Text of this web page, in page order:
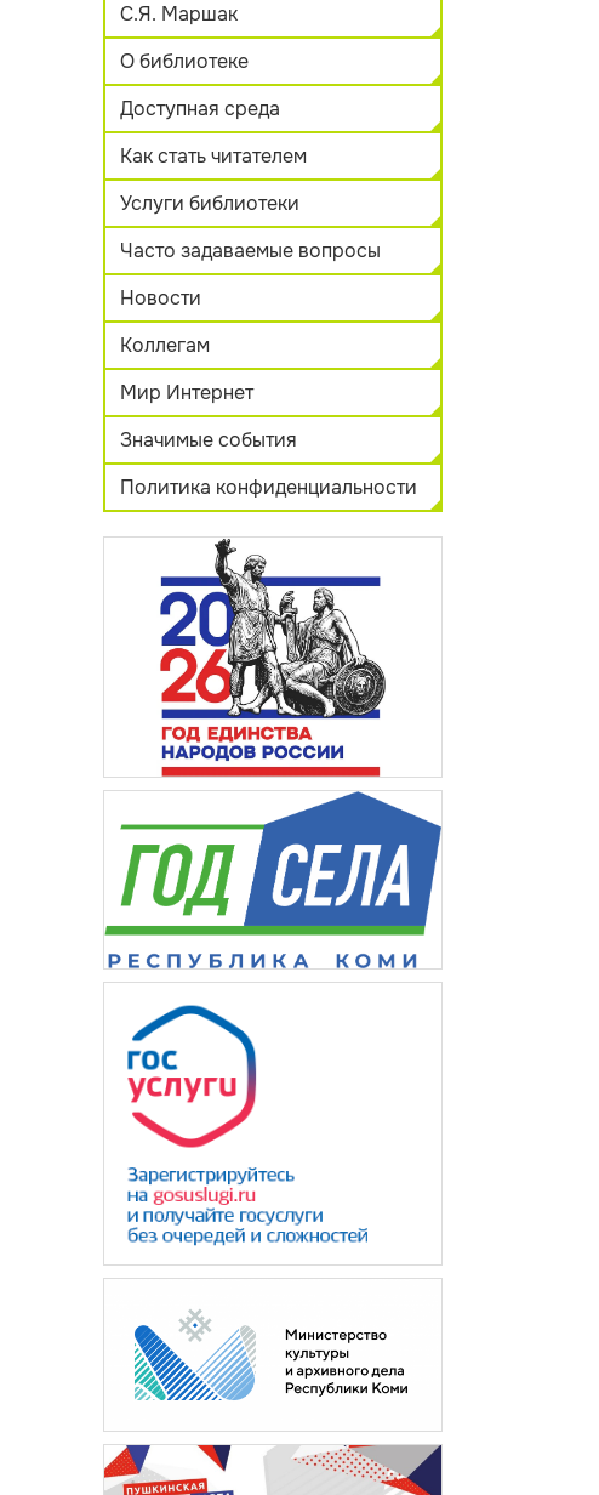
С.Я. Маршак
О библиотеке
Доступная среда
Как стать читателем
Услуги библиотеки
Часто задаваемые вопросы
Новости
Коллегам
Мир Интернет
Значимые события
Политика конфиденциальности